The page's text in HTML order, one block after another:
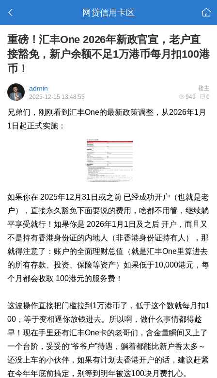
网贷信用卡区
重磅！汇丰One 2026年新政官宣，老户直
接豁免，新户余额不足1万港币每月扣100港
币！
楼主
admin
949 0
2025-12-15 13:48:55
兄弟们，刚刚看到汇丰One的最新政策调整，从2026年1月
1日起正式实施：
如果你在 2025年12月31日或之前 已经成功开户（也就是老
户），直接永久豁免下面要说的费用，啥都不用管，继续躺
平享受就行！ 如果你是 2026年1月1日及之后 开户，而且又
不是持有香港身份证的内地人（非香港身份证持有人），那
就得注意了：账户的全面理财总值（就是汇丰One里算进去
的所有存款、投资、保险等资产）如果低于10,000港元，每
个月都会收取 100港元的服务费！
这波操作直接把门槛拉到1万港币了，低于这个数就每月扣1
00，等于变相逼你放钱进去。
所以啊，做什么事情都得趁
早！现在手里还有汇丰One卡的老哥们，含金量瞬间又上了
一个台阶，妥妥的“爷爷户”待遇，躺着都能比新户香太多～
还没上车的小伙伴，如果有计划去香港开户的话，建议赶紧
在今年年底前搞定，别等到明年被这100块月费扎心。